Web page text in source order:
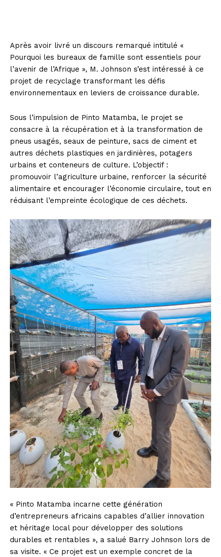
Après avoir livré un discours remarqué intitulé «
Pourquoi les bureaux de famille sont essentiels pour
l’avenir de l’Afrique », M. Johnson s’est intéressé à ce
projet de recyclage transformant les défis
environnementaux en leviers de croissance durable.
Sous l’impulsion de Pinto Matamba, le projet se
consacre à la récupération et à la transformation de
pneus usagés, seaux de peinture, sacs de ciment et
autres déchets plastiques en jardinières, potagers
urbains et conteneurs de culture. L’objectif :
promouvoir l’agriculture urbaine, renforcer la sécurité
alimentaire et encourager l’économie circulaire, tout en
réduisant l’empreinte écologique de ces déchets.
« Pinto Matamba incarne cette génération
d’entrepreneurs africains capables d’allier innovation
et héritage local pour développer des solutions
durables et rentables », a salué Barry Johnson lors de
sa visite. « Ce projet est un exemple concret de la